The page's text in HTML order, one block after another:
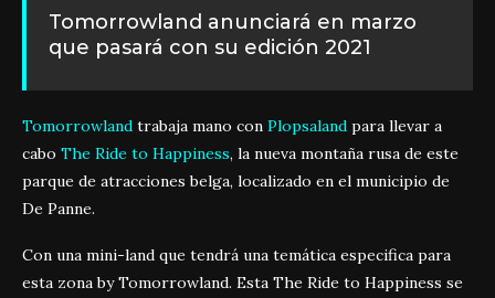
Tomorrowland anunciará en marzo
que pasará con su edición 2021
Tomorrowland trabaja mano con Plopsaland para llevar a
cabo The Ride to Happiness, la nueva montaña rusa de este
parque de atracciones belga, localizado en el municipio de
De Panne.
Con una mini-land que tendrá una temática especifica para
esta zona by Tomorrowland. Esta The Ride to Happiness se